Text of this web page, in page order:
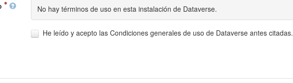
No hay términos de uso en esta instalación de Dataverse.
He leído y acepto las Condiciones generales de uso de Dataverse antes citadas.